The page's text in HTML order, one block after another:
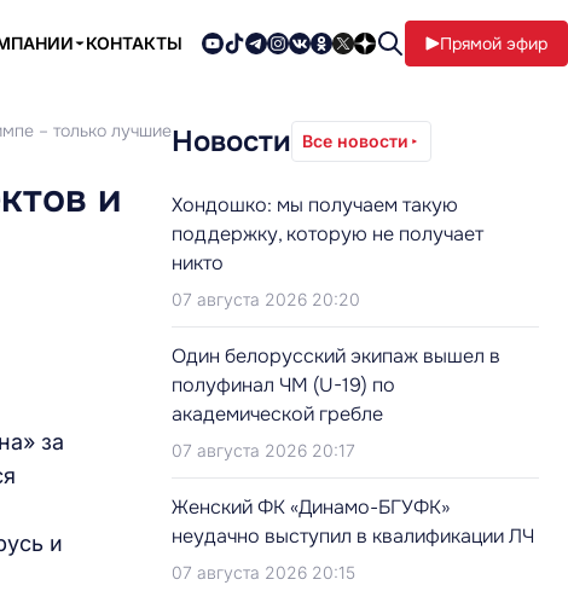
КОНТАКТЫ Прямой эфир
– только лучшие
и
за
и
Новости Все новости
Хондошко: мы получаем такую
поддержку, которую не получает
никто
07 августа 2026 20:20
Один белорусский экипаж вышел в
полуфинал ЧМ (U-19) по
академической гребле
07 августа 2026 20:17
Женский ФК «Динамо-БГУФК»
неудачно выступил в квалификации ЛЧ
07 августа 2026 20:15